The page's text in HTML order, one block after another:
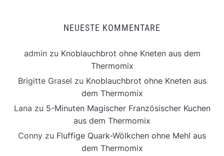
NEUESTE KOMMENTARE
adminzu Knoblauchbrot ohne Kneten aus dem
Thermomix
Brigitte Grasel zu Knoblauchbrot ohne Kneten aus
dem Thermomix
Lana zu 5-Minuten Magischer Französischer Kuchen
aus dem Thermomix
Conny zu Fluffige Quark-Wölkchen ohne Mehl aus
dem Thermomix